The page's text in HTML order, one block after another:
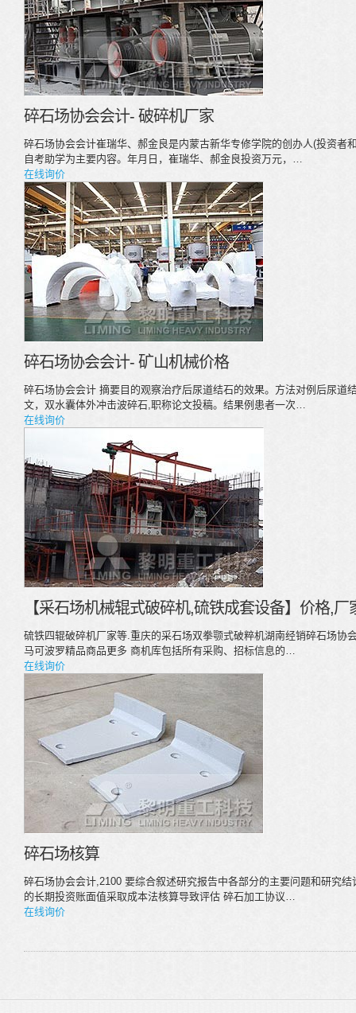
碎石场协会会计- 破碎机厂家
碎石场协会会计崔瑞华、郝金良是内蒙古新华专修学院的创办人(投资者
自考助学为主要内容。年月日，崔瑞华、郝金良投资万元，…
在线询价
碎石场协会会计- 矿山机械价格
碎石场协会会计 摘要目的观察治疗后尿道结石的效果。方法对例后尿道
文，双水囊体外冲击波碎石,职称论文投稿。结果例患者一次…
在线询价
【采石场机械辊式破碎机,硫铁成套设备】价格,
硫铁四辊破碎机厂家等.重庆的采石场双拳颚式破粹机湖南经销碎石场协
马可波罗精品商品更多 商机库包括所有采购、招标信息的…
在线询价
碎石场核算
碎石场协会会计,2100 要综合叙述研究报告中各部分的主要问题和研究
的长期投资账面值采取成本法核算导致评估 碎石加工协议…
在线询价